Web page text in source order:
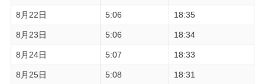
8月22日 5:06 18:35
8月23日 5:06 18:34
8月24日 5:07 18:33
8月25日 5:08 18:31